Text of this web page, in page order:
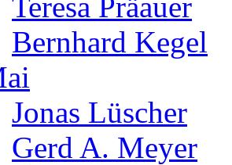
Bernhard Kegel
Jonas Lüscher
Gerd A. Meyer